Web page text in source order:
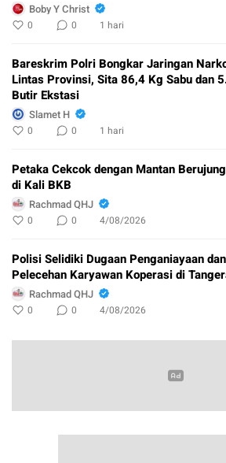
Boby Y Christ
0 0 1 hari
Bareskrim Polri Bongkar Jaringan
Lintas Provinsi, Sita 86,4 Kg Sabu dan
Butir Ekstasi
Slamet H
0 0 1 hari
Petaka Cekcok dengan Mantan
di Kali BKB
Rachmad QHJ
0 0 4/08/2026
Polisi Selidiki Dugaan Penganiayaan dan
Pelecehan Karyawan Koperasi di
Rachmad QHJ
0 0 4/08/2026